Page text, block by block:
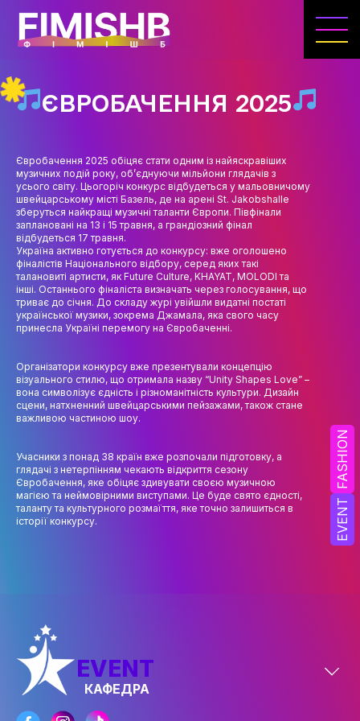
EVENT
FASHION
ГОЛОВНА
ІНДУСТРІЇ ДОЗВІЛЛЯ
ОСВІТНЯ ДІЯЛЬНІСТЬ
ОСВІТНІ ПРОГРАМИ
ПРАКТИКА
СИЛАБУСИ
НАУКА
НАУК.РОБОТА СТУДЕНТІВ
ВИДАВНИЧА ДІЯЛЬНІСТЬ
ПІДВИЩЕННЯ КВАЛІФІКАЦІЇ
ЯКІСТЬ ОСВІТИ
АКАДЕМІЧНА ДОБРОЧЕСНІСТЬ
КАФЕДРА ФЕШН ТА ШОУ-БІЗНЕСУ
МЕТА, ЗАВДАННЯ ТА ІСТОРІЯ КАФЕДРИ
ВИКЛАДАЦЬКИЙ СКЛАД
ЄВРОБАЧЕННЯ 2025
Євробачення 2025 обіцяє стати одним із найяскравіших
музичних подій року, об’єднуючи мільйони глядачів з
усього світу. Цьогоріч конкурс відбудеться у мальовничому
швейцарському місті Базель, де на арені St. Jakobshalle
зберуться найкращі музичні таланти Європи. Півфінали
заплановані на 13 і 15 травня, а грандіозний фінал
відбудеться 17 травня.
Україна активно готується до конкурсу: вже оголошено
фіналістів Національного відбору, серед яких такі
талановиті артисти, як Future Culture, KHAYAT, MOLODI та
інші. Останнього фіналіста визначать через голосування, що
триває до січня. До складу журі увійшли видатні постаті
української музики, зокрема Джамала, яка свого часу
принесла Україні перемогу на Євробаченні.
Організатори конкурсу вже презентували концепцію
візуального стилю, що отримала назву “Unity Shapes Love” –
вона символізує єдність і різноманітність культури. Дизайн
сцени, натхненний швейцарськими пейзажами, також стане
важливою частиною шоу.
Учасники з понад 38 країн вже розпочали підготовку, а
глядачі з нетерпінням чекають відкриття сезону
Євробачення, яке обіцяє здивувати своєю музичною
магією та неймовірними виступами. Це буде свято єдності,
таланту та культурного розмаїття, яке точно залишиться в
історії конкурсу.
EVENT
КАФЕДРА